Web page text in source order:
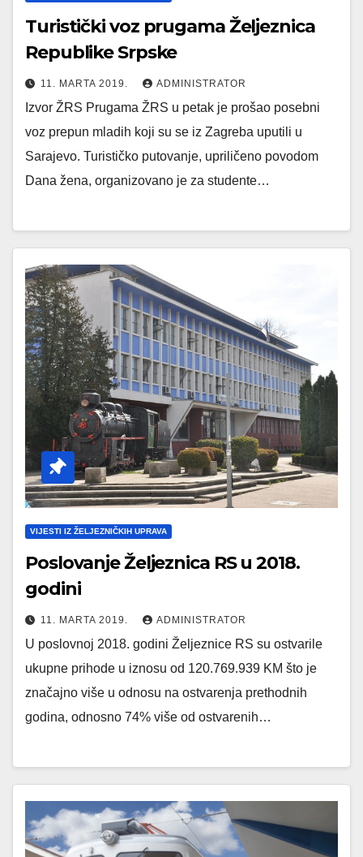
Turistički voz prugama Željeznica
Republike Srpske
11. MARTA 2019. ADMINISTRATOR
Izvor ŽRS Prugama ŽRS u petak je prošao posebni
voz prepun mladih koji su se iz Zagreba uputili u
Sarajevo. Turističko putovanje, upriličeno povodom
Dana žena, organizovano je za studente…
VIJESTI IZ ŽELJEZNIČKIH UPRAVA
Poslovanje Željeznica RS u 2018.
godini
11. MARTA 2019. ADMINISTRATOR
U poslovnoj 2018. godini Željeznice RS su ostvarile
ukupne prihode u iznosu od 120.769.939 KM što je
značajno više u odnosu na ostvarenja prethodnih
godina, odnosno 74% više od ostvarenih…